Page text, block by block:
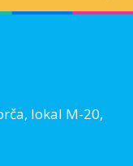
lokal M-20,